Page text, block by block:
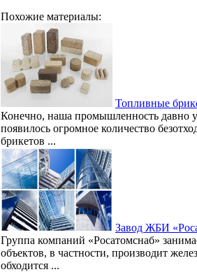
Похожие материалы:
Топливные
Конечно, наша промышленность давно
появилось огромное количество
брикетов ...
Завод ЖБИ
Группа компаний «Росатомснаб»
объектов, в частности, производит
обходится ...